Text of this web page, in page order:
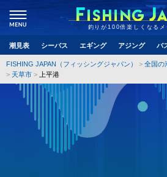
釣りが100倍楽しくなるメ
潮見表 シーバス エギング アジング バ
FISHING JAPAN（フィッシングジャパン） 全国の
天草市
上平港